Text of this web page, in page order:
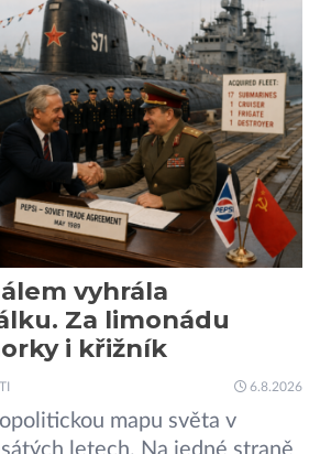
vyhrála
Za limonádu
i křižník
6.8.2026
mapu světa v
letech. Na jedné straně